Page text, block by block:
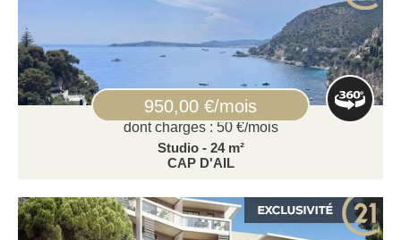
950,00 €/mois
dont charges : 50 €/mois
Studio - 24 m²
CAP D'AIL